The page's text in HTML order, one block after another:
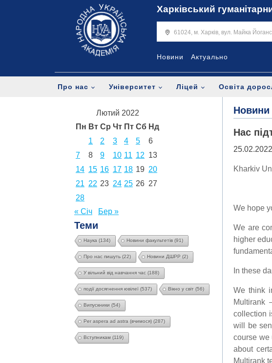
Харківський
61024, м. Харків, вул. Майка
Новини Актуально
Про нас Університет Ліцей Освіта
Лютий 2022
Пн Вт Ср Чт Пт Сб Нд
1
2 3 4 5
6
7
8 9 10 11 12 13
14 15 16 17 18 19 20
21 22 23 24 25 26 27
28
« Січ
Бер »
Теми
Наука (134) Новини факультетів (91)
Про нас пишуть (22) Новини ДШРР (2)
У вільний від навчання час (188)
події досягнення ювілеї (537) Вікно у світ (56)
Випускники (54)
Per aspera ad astra (вчимося) (287)
Вступникам (119)
Нас
25.02.2022
Kharkiv
We hope
We are
higher
In these
We think
Multirank
collection
will be
course we
about
Multirank